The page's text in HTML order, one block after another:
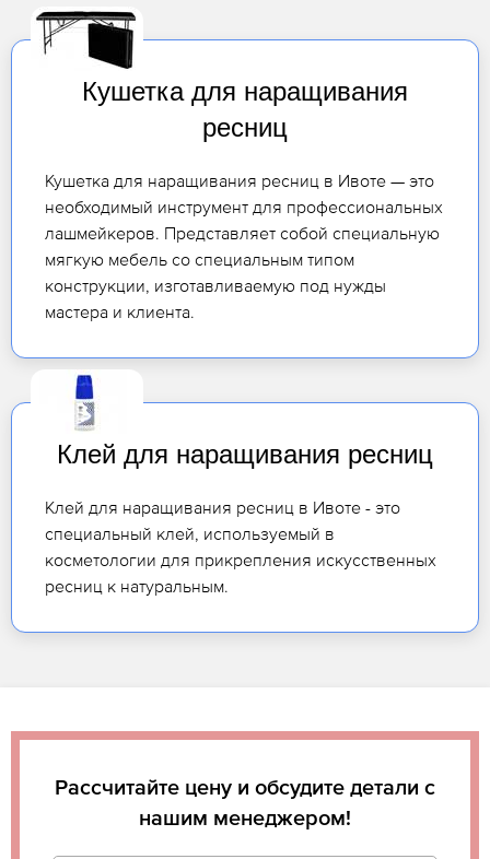
Кушетка для наращивания
ресниц
Кушетка для наращивания ресниц в Ивоте — это
необходимый инструмент для профессиональных
лашмейкеров. Представляет собой специальную
мягкую мебель со специальным типом
конструкции, изготавливаемую под нужды
мастера и клиента.
Клей для наращивания ресниц
Клей для наращивания ресниц в Ивоте - это
специальный клей, используемый в
косметологии для прикрепления искусственных
ресниц к натуральным.
Рассчитайте цену и обсудите детали с
нашим менеджером!